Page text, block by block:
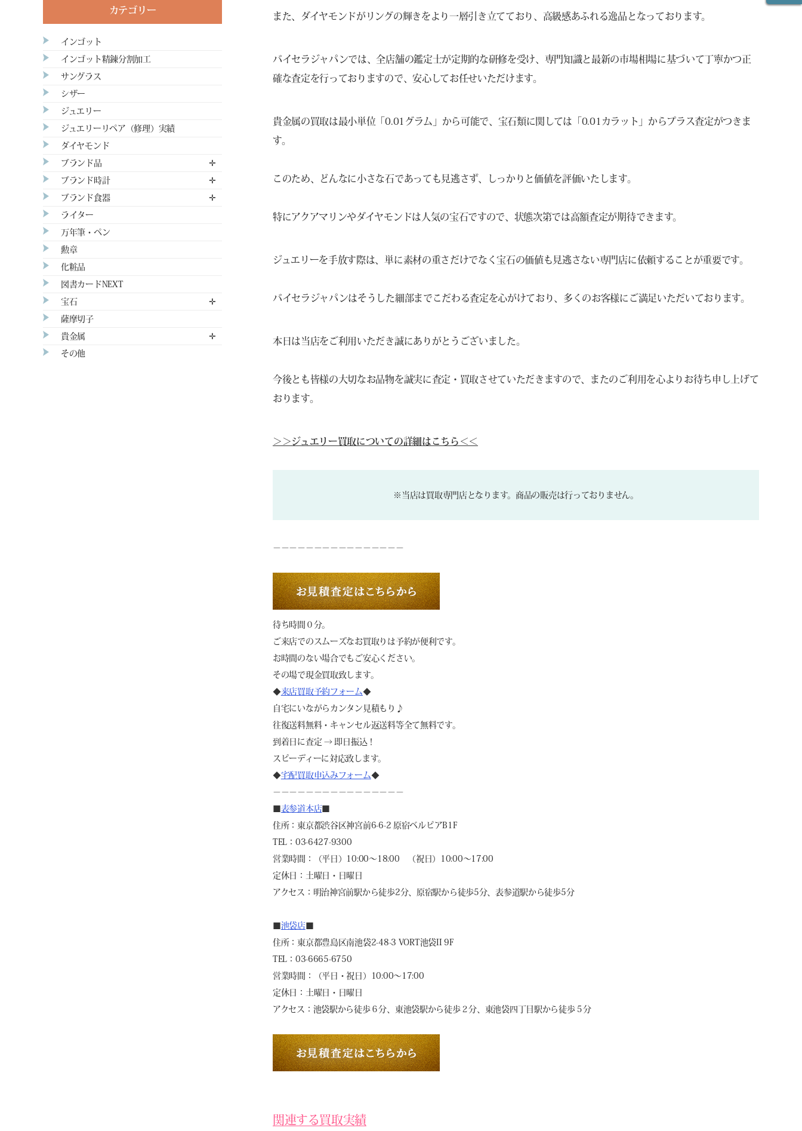
また、ダイヤモンドがリングの輝きをより一層引き立てており、高級感あふれる逸品となっております。
バイセラジャパンでは、全店舗の鑑定士が定期的な研修を受け、専門知識と最新の市場相場に基づいて丁寧かつ正
確な査定を行っておりますので、安心してお任せいただけます。
貴金属の買取は最小単位「0.01グラム」から可能で、宝石類に関しては「0.01カラット」からプラス査定がつきま
す。
このため、どんなに小さな石であっても見逃さず、しっかりと価値を評価いたします。
特にアクアマリンやダイヤモンドは人気の宝石ですので、状態次第では高額査定が期待できます。
ジュエリーを手放す際は、単に素材の重さだけでなく宝石の価値も見逃さない専門店に依頼することが重要です。
バイセラジャパンはそうした細部までこだわる査定を心がけており、多くのお客様にご満足いただいております。
本日は当店をご利用いただき誠にありがとうございました。
今後とも皆様の大切なお品物を誠実に査定・買取させていただきますので、またのご利用を心よりお待ち申し上げて
おります。
＞＞ジュエリー買取についての詳細はこちら＜＜
※当店は買取専門店となります。商品の販売は行っておりません。
－－－－－－－－－－－－－－－－
待ち時間０分。
ご来店でのスムーズなお買取りは予約が便利です。
お時間のない場合でもご安心ください。
その場で現金買取致します。
◆来店買取予約フォーム◆
自宅にいながらカンタン見積もり♪
往復送料無料・キャンセル返送料等全て無料です。
到着日に査定 → 即日振込！
スピーディーに対応致します。
◆宅配買取申込みフォーム◆
－－－－－－－－－－－－－－－－
■表参道本店■
住所：東京都渋谷区神宮前6-6-2 原宿ベルピアB1F
TEL：03-6427-9300
営業時間：（平日）10:00～18:00 （祝日）10:00～17:00
定休日：土曜日・日曜日
アクセス：明治神宮前駅から徒歩2分、原宿駅から徒歩5分、表参道駅から徒歩5分
■池袋店■
住所：東京都豊島区南池袋2-48-3 VORT池袋II 9F
TEL：03-6665-6750
営業時間：（平日・祝日）10:00～17:00
定休日：土曜日・日曜日
アクセス：池袋駅から徒歩６分、東池袋駅から徒歩２分、東池袋四丁目駅から徒歩５分
関連する買取実績
カテゴリー
インゴット
インゴット精錬分割加工
サングラス
シザー
ジュエリー
ジュエリーリペア（修理）実績
ダイヤモンド
ブランド品 ✛
ブランド時計 ✛
ブランド食器 ✛
ライター
万年筆・ペン
勲章
化粧品
図書カードNEXT
宝石 ✛
薩摩切子
貴金属 ✛
その他